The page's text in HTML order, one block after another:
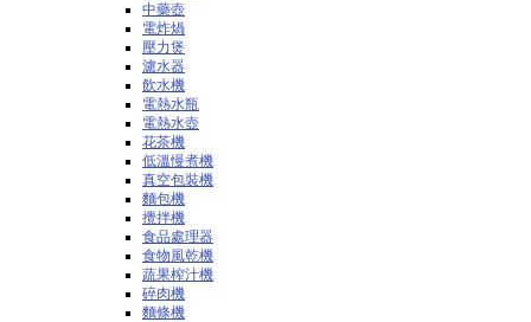
中藥壺
電炸煱
壓力煲
濾水器
飲水機
電熱水瓶
電熱水壺
花茶機
低溫慢煮機
真空包裝機
麵包機
攪拌機
食品處理器
食物風乾機
蔬果榨汁機
碎肉機
麵條機